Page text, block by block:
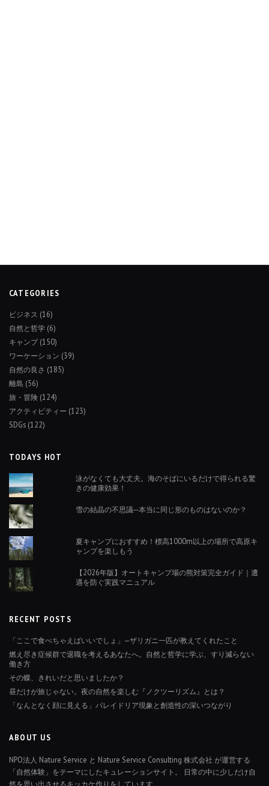
CATEGORIES
ビジネス (16)
自然と哲学 (6)
キャンプ(150)
ワーケーション (39)
自然の良さ (185)
離島 (56)
旅・冒険 (124)
アクティビティー (123)
SDGs (122)
TODAYS HOT
泳がなくても大丈夫。海のそばにいるだけで得られる驚
きの健康効果！
雪の結晶の不思議─本当に同じ形のものはないのか？
夏キャンプにおすすめ！標高1000m以上の場所で高原キ
ャンプを楽しもう
【2026年版】オートキャンプ場の熊対策完全ガイド｜遭
遇を防ぐ実践マニュアル
RECENT POSTS
「ここで食べちゃえばいいでしょ」—ザリガニ一匹が教えてくれたこと
燃え尽き症候群で退職を考えるあなたへ。自然と哲学に学ぶ、すり減らない
働き方
その蝶、きれいだと思いましたか？
昼だけが旅じゃない。夜の自然を楽しむ『ノクツーリズム』とは？
「なんとなく顔に見える」パレイドリア現象と創造性の深いつながり
ABOUT US
NPO法人 Nature Service と Nature Service Consulting 株式会社 が運営する
「自然体験」をテーマにしたキュレーションサイト。 日常の中に少しだけ自
然を思い出させるキッカケ作りをしています。